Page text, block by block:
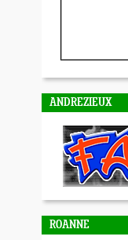
ANDREZIEUX
ROANNE